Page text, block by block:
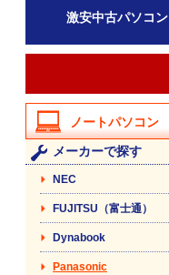
激安中古パソコン
メーカーで探す
NEC
FUJITSU（富士通）
Dynabook
Panasonic